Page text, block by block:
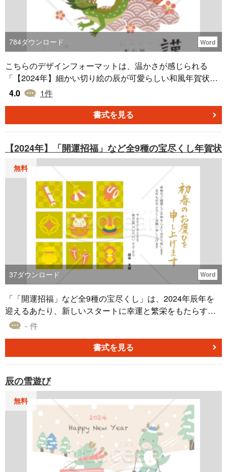
784ダウンロード Word
こちらのデザインフォーマットは、温かさが感じられる
「【2024年】細かい切り絵の辰が可愛らしい和風年賀状」
です。無料でダウンロードすることができます。 緑色の竜
フォーマットは、新たに迎えた辰年のあいさつ状としてご
利用いただくのに最適です。 「【2024年】細かい切り絵の
や名前などを自由に編集してご利用ください。
4.0 1件
書式を見る
【2024年】「開運招福」など全9種の宝尽くし年賀状
無料
37ダウンロード Word
「「開運招福」など全9種の宝尽くし」は、2024年辰年を
迎えるあたり、新しいスタートに幸運と繁栄をもたらすこ
とを願う様々な幸運のシンボルと共に、辰年の祝福の意を
繁栄を感じられるよう心掛けています。 年賀状はWordで提
供しているため、新年のお祝いのコメント、名前や住所は
賀状で始めてはいかがでしょうか。
- 件
書式を見る
辰の雪遊び
無料